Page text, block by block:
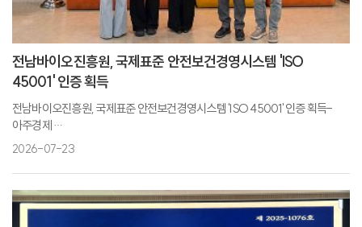
전남바이오진흥원, 국제표준 안전보건경영시스템 'ISO
45001' 인증 획득
전남바이오진흥원, 국제표준 안전보건경영시스템 'ISO 45001' 인증 획득-
아주경제
전남바이오진흥원, 'ISO 45001' 안전보건경영시스템 인증 획득-전자신문
전남바이오진흥원, 안전보건경영 국제인증 획득-핀포인트뉴스
전남바이오진흥원, 국제 안전보건경영 인증 획득…ISO 45001 확보-매일일보
전남바이오진흥원 'ISO 45001' 획득, 안전경영 체계 입증-뉴스워커
2026-07-23